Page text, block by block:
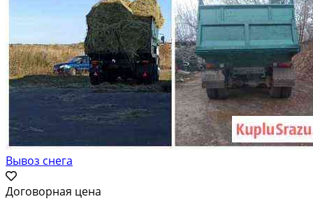
Вывоз снега
Договорная цена